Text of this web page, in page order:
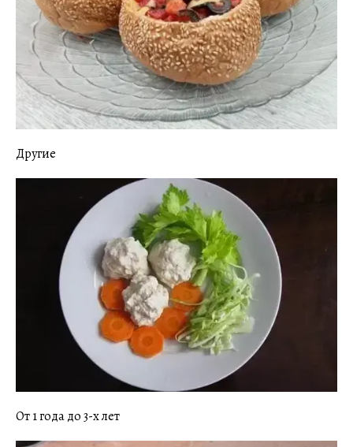
Другие
От 1 года до 3-х лет